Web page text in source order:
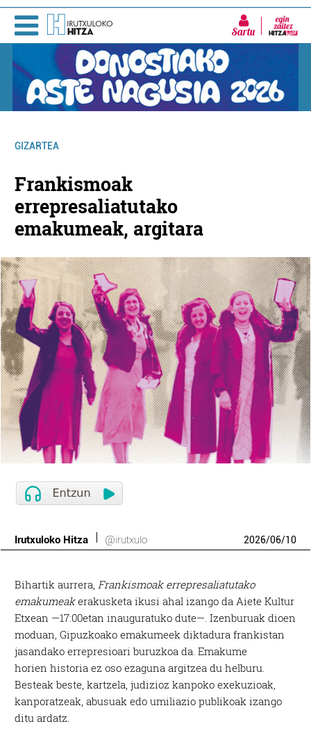
Sartu
GIZARTEA
Frankismoak
errepresaliatutako
emakumeak, argitara
Irutxuloko Hitza @irutxulo 2026/06/10
Bihartik aurrera, Frankismoak errepresaliatutako
emakumeakerakusketa ikusi ahal izango da Aiete Kultur
Etxean —17:00etan inauguratuko dute—. Izenburuak dioen
moduan, Gipuzkoako emakumeek diktadura frankistan
jasandako errepresioari buruzkoa da. Emakume
horien historia ez oso ezaguna argitzea du helburu.
Besteak beste, kartzela, judizioz kanpoko exekuzioak,
kanporatzeak, abusuak edo umiliazio publikoak izango
ditu ardatz.